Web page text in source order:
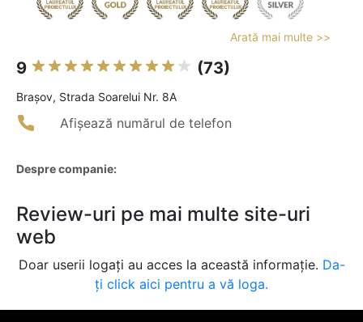
Arată mai multe >>
9 (73)
Braşov, Strada Soarelui Nr. 8A
Afișează numărul de telefon
Despre companie:
Review-uri pe mai multe site-uri
web
Doar userii logați au acces la această informație. Da-
ți click aici pentru a vă loga.